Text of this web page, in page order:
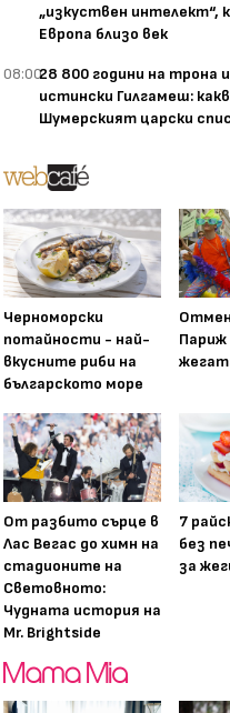
„изкуствен интелект“,
Европа близо век
08:0028 800 години на трона
истински Гилгамеш:
Шумерският царски
Черноморски
потайности - най-
вкусните риби на
българското море
Париж
От разбито сърце в
Лас Вегас до химн на
стадионите на
Световното:
Чудната история на
Mr. Brightside
7
без
за